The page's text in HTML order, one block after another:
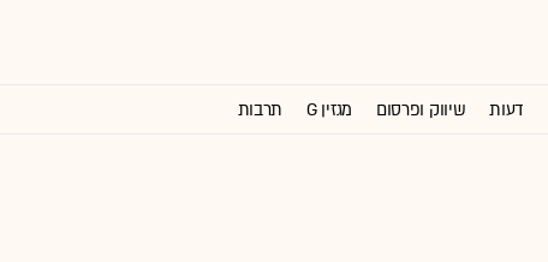
דעות שיווק ופרסום מגזין G תרבות